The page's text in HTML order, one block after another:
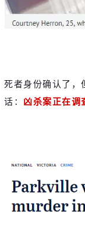
死者身份确认了，
话： 凶杀案正在调